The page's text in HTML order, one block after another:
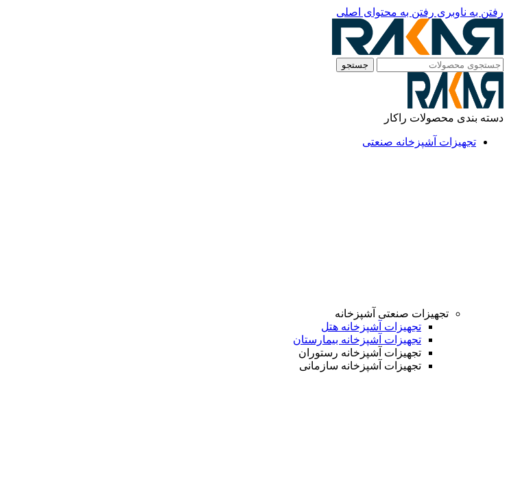
رفتن به ناوبری رفتن به محتوای اصلی
جستجو
دسته بندی محصولات راکار
تجهیزات آشپزخانه صنعتی
تجهیزات صنعتی آشپزخانه
تجهیزات آشپزخانه هتل
تجهیزات آشپزخانه بیمارستان
تجهیزات آشپزخانه رستوران
تجهیزات آشپزخانه سازمانی